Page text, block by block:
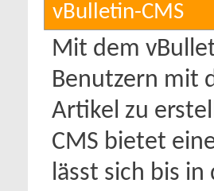
vBulletin-CMS
Mit dem
Benutzern mit
Artikel zu
CMS bietet
lässt sich bis